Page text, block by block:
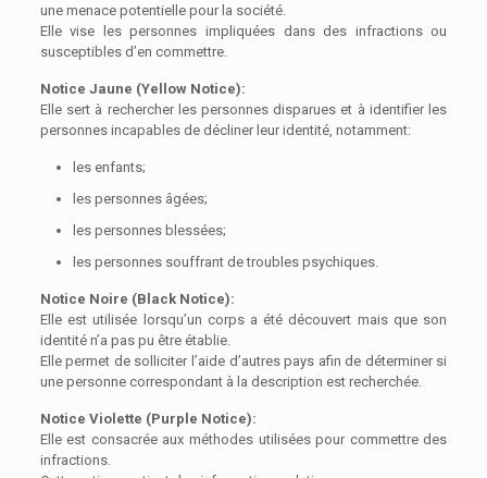
une menace potentielle pour la société.
Elle vise les personnes impliquées dans des infractions ou
susceptibles d’en commettre.
Notice Jaune (Yellow Notice):
Elle sert à rechercher les personnes disparues et à identifier les
personnes incapables de décliner leur identité, notamment:
les enfants;
les personnes âgées;
les personnes blessées;
les personnes souffrant de troubles psychiques.
Notice Noire (Black Notice):
Elle est utilisée lorsqu’un corps a été découvert mais que son
identité n’a pas pu être établie.
Elle permet de solliciter l’aide d’autres pays afin de déterminer si
une personne correspondant à la description est recherchée.
Notice Violette (Purple Notice):
Elle est consacrée aux méthodes utilisées pour commettre des
infractions.